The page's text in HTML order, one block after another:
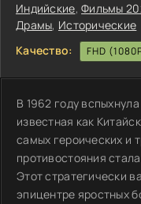
Индийские,Фильмы
Драмы, Исторические
Качество:
FHD
В 1962 году
известная как
самых героических и
противостояния
Этот стратегически
эпицентре яростных